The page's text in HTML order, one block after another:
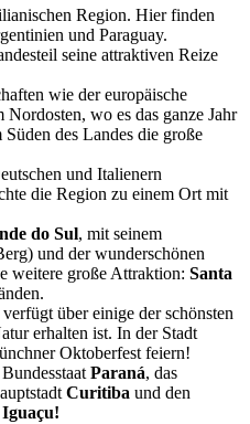
Region. Hier finden
und Paraguay.
seine attraktiven Reize
wie der europäische
wo es das ganze Jahr
des Landes die große
und Italienern
die Region zu einem Ort mit
do Sul, mit seinem
und der wunderschönen
weitere große Attraktion: Santa
verfügt über einige der schönsten
erhalten ist. In der Stadt
Oktoberfest feiern!
Paraná, das
Curitiba und den
Iguaçu!